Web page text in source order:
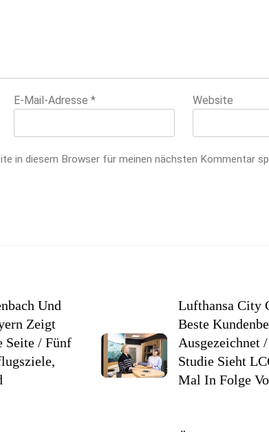
E-Mail-Adresse * Website
in diesem Browser für meinen nächsten Kommentar
Und
Zeigt
Seite / Fünf
Lufthansa City
Beste
Ausgezeichnet
Studie Sieht
Mal In Folge